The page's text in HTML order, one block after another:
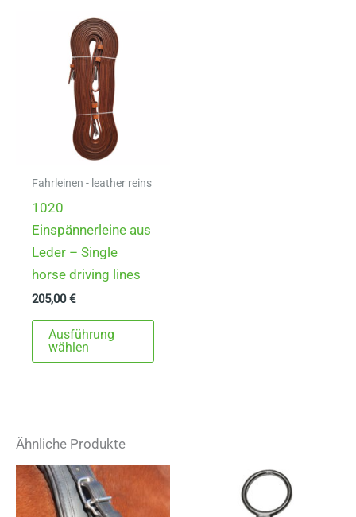
Fahrleinen - leather reins
1020
Einspännerleine aus
Leder – Single
horse driving lines
205,00€
Ausführung
wählen
Dieses
weist
Optionen
können
Ähnliche Produkte